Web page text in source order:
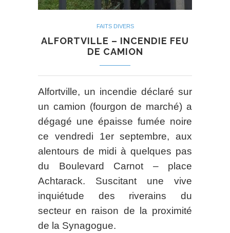
FAITS DIVERS
ALFORTVILLE – INCENDIE FEU
DE CAMION
Alfortville, un incendie déclaré sur
un camion (fourgon de marché) a
dégagé une épaisse fumée noire
ce vendredi 1er septembre, aux
alentours de midi à quelques pas
du Boulevard Carnot – place
Achtarack. Suscitant une vive
inquiétude des riverains du
secteur en raison de la proximité
de la Synagogue.